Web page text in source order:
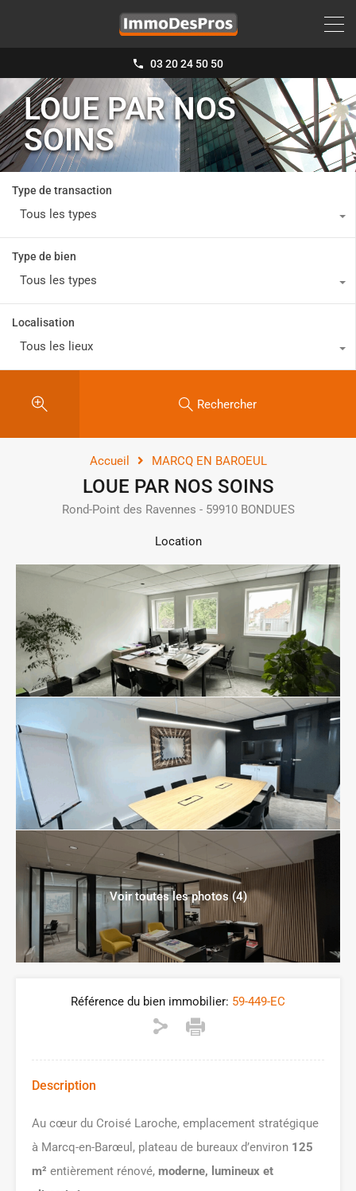
03 20 24 50 50
LOUE PAR NOS
SOINS
Type de transaction
Tous les types
Type de bien
Tous les types
Localisation
Tous les lieux
Rechercher
Accueil MARCQ EN BAROEUL
LOUE PAR NOS SOINS
Rond-Point des Ravennes - 59910 BONDUES
Location
Voir toutes les photos (4)
Référence du bien immobilier: 59-449-EC
Description
Au cœur du Croisé Laroche, emplacement stratégique
à Marcq-en-Barœul, plateau de bureaux d’environ 125
m² entièrement rénové, moderne, lumineux et